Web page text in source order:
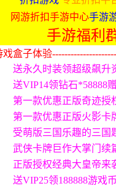
网游折扣手游中心手游
手游福利
盒子体验---------------------
送永久时装领超级飙升
送VIP14领钻石*58888
第一款优惠正版奇迹授
第一款优惠正版火影卡
受萌版三国乐趣的三国
武侠卡牌巨作大掌门续
正版授权经典大皇帝来
送VIP25领188888游戏